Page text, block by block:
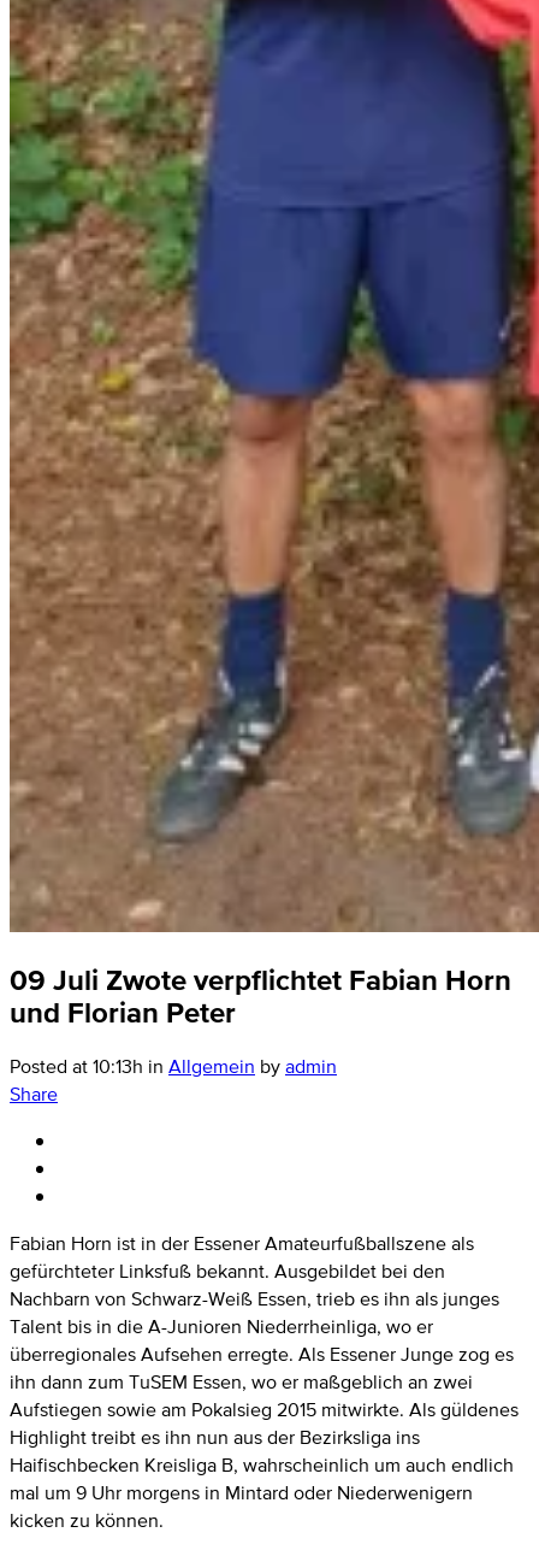
09 Juli Zwote verpflichtet Fabian Horn
und Florian Peter
Posted at 10:13h in Allgemein byadmin
Share
Fabian Horn ist in der Essener Amateurfußballszene als
gefürchteter Linksfuß bekannt. Ausgebildet bei den
Nachbarn von Schwarz-Weiß Essen, trieb es ihn als junges
Talent bis in die A-Junioren Niederrheinliga, wo er
überregionales Aufsehen erregte. Als Essener Junge zog es
ihn dann zum TuSEM Essen, wo er maßgeblich an zwei
Aufstiegen sowie am Pokalsieg 2015 mitwirkte. Als güldenes
Highlight treibt es ihn nun aus der Bezirksliga ins
Haifischbecken Kreisliga B, wahrscheinlich um auch endlich
mal um 9 Uhr morgens in Mintard oder Niederwenigern
kicken zu können.